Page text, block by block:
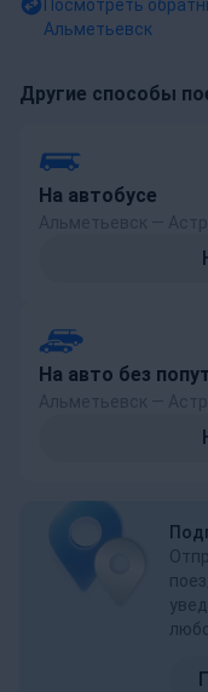
Посмотреть
Альметьевск
Другие способы
На автобусе
На авто без